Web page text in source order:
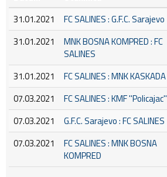
31.01.2021
FC SALINES : G.F.C. Sarajevo
31.01.2021
MNK BOSNA KOMPRED : FC
SALINES
31.01.2021
FC SALINES : MNK KASKADA
07.03.2021
FC SALINES : KMF ''Policajac''
07.03.2021
G.F.C. Sarajevo : FC SALINES
07.03.2021
FC SALINES : MNK BOSNA
KOMPRED